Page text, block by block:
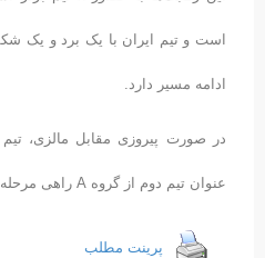
است و تیم ایران با یک برد و یک
ادامه مسیر دارد.
در صورت پیروزی مقابل مالزی، تیم
عنوان تیم دوم از گروه A راهی مرحله یک‌چهارم نهایی خواهد شد.
پرینت مطلب